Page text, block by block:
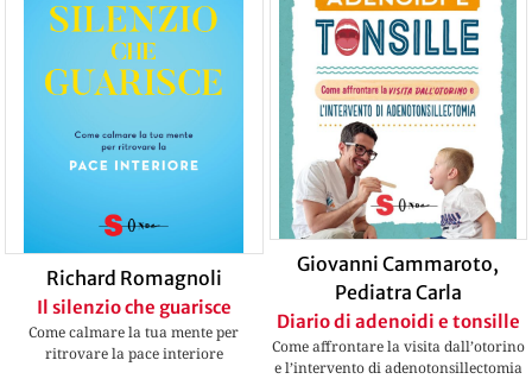
Richard Romagnoli
Il silenzio che guarisce
Come calmare la tua mente per
ritrovare la pace interiore
Giovanni Cammaroto,
Pediatra Carla
Diario di adenoidi e tonsille
Come affrontare la visita dall’otorino
e l’intervento di adenotonsillectomia